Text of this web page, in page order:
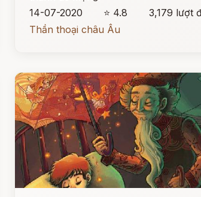
14-07-2020
⭐ 4.8
3,179 lượt
Thần thoại châu Âu